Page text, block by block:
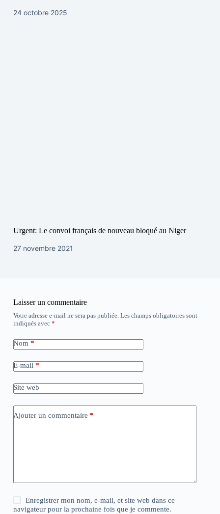
24 octobre 2025
Urgent: Le convoi français de nouveau bloqué au Niger
27 novembre 2021
Laisser un commentaire
Votre adresse e-mail ne sera pas publiée. Les champs obligatoires sont
indiqués avec *
Nom *
E-mail *
Site web
Ajouter un commentaire *
Enregistrer mon nom, e-mail, et site web dans ce
navigateur pour la prochaine fois que je commente.